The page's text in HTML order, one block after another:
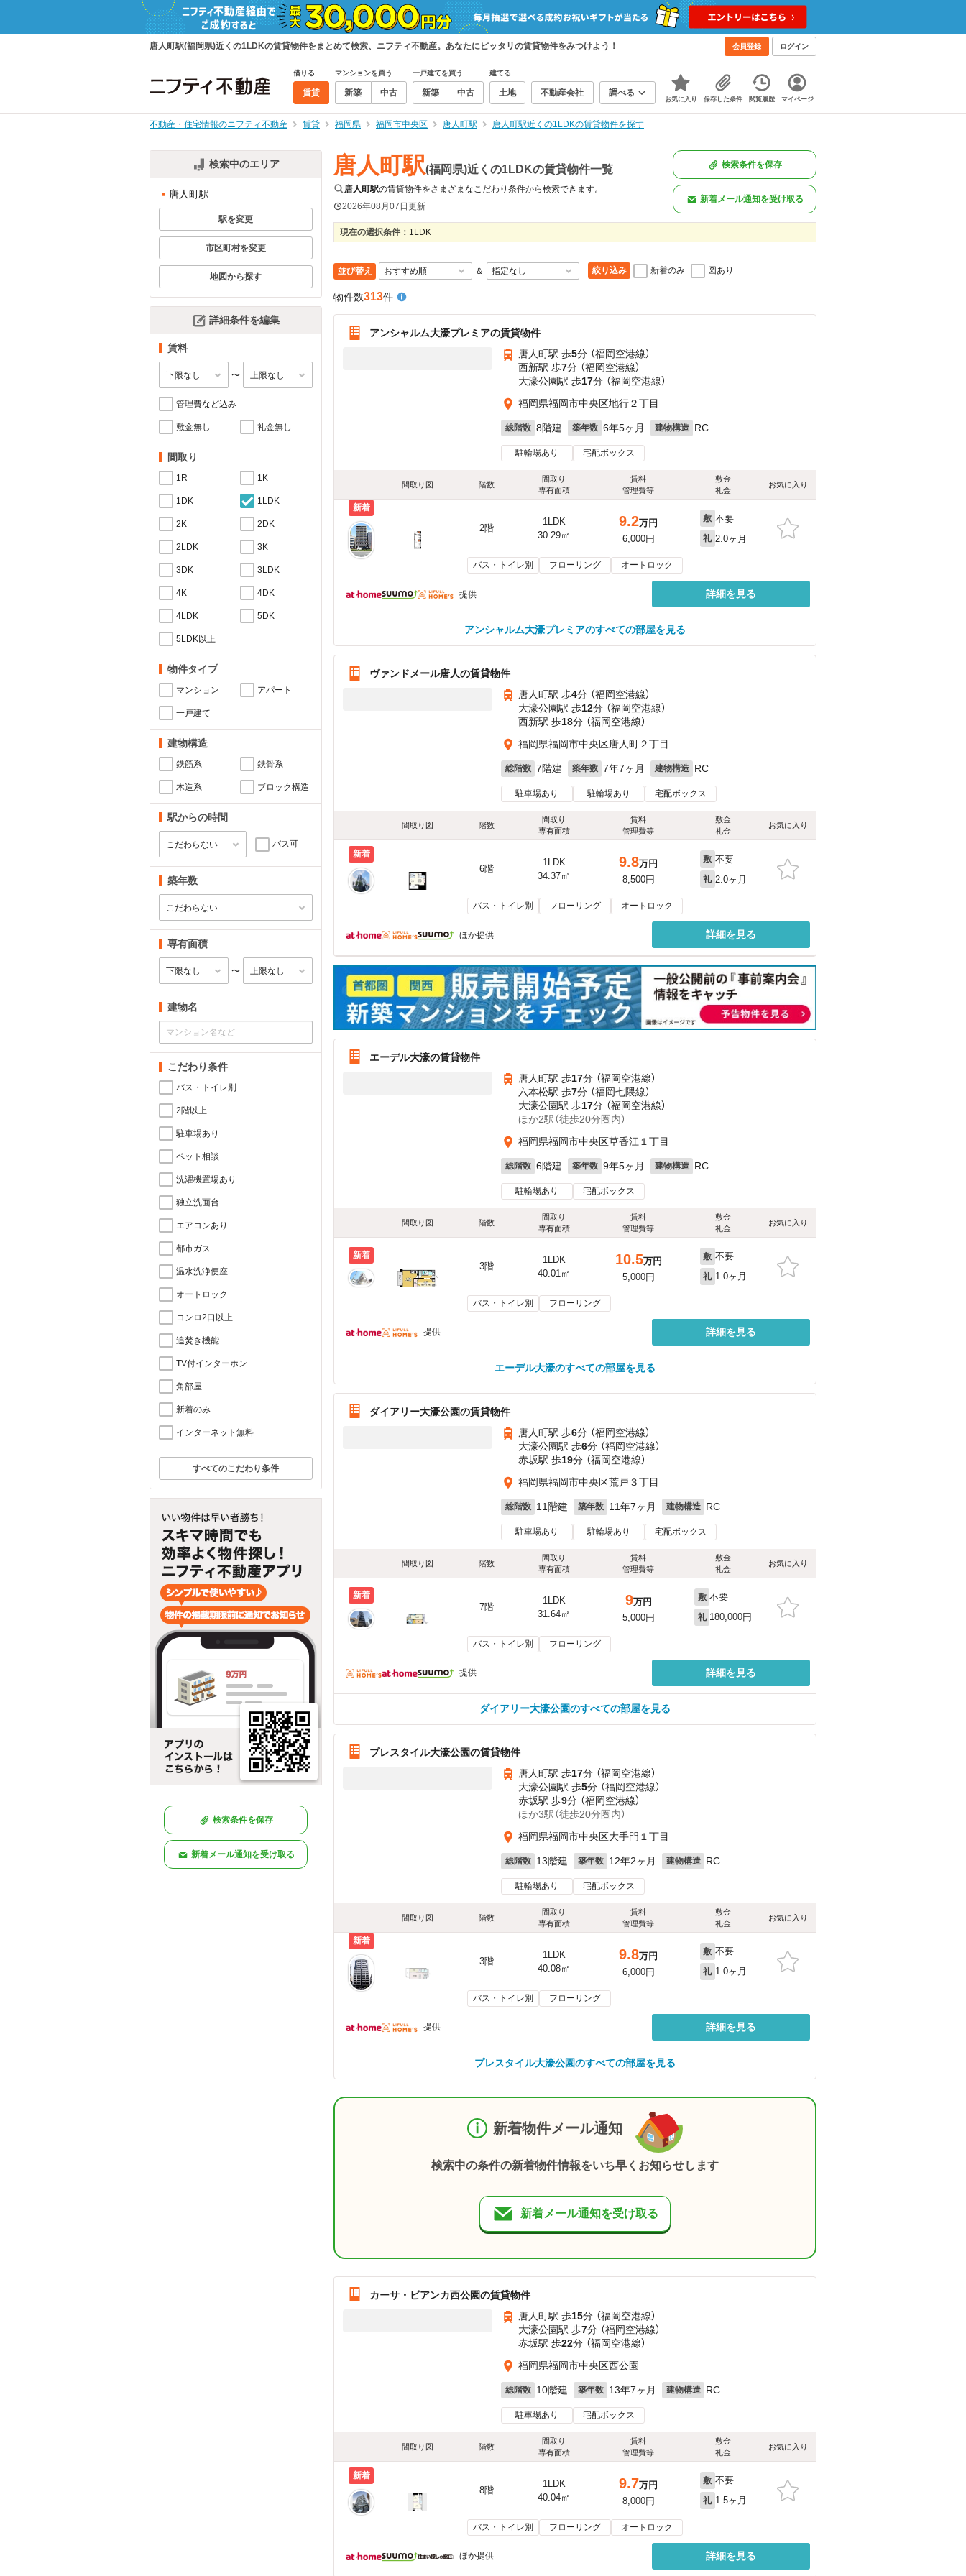
唐人町駅(福岡県)近くの1LDKの賃貸物件をまとめて検索、ニフティ不動産。あなたにピッタリの賃貸物件をみつけよう！ 会員登録 ログイン
借りる
賃貸
マンションを買う
新築 中古
一戸建てを買う
新築 中古
建てる
土地 不動産会社 調べる
お気に入り 保存した条件 閲覧履歴 マイページ
不動産・住宅情報のニフティ不動産 賃貸 福岡県 福岡市中央区 唐人町駅 唐人町駅近くの1LDKの賃貸物件を探す
検索中のエリア
唐人町駅
駅を変更
市区町村を変更
地図から探す
詳細条件を編集
賃料
〜
管理費など込み
敷金無し 礼金無し
間取り
1R 1K
1DK 1LDK
2K 2DK
2LDK 3K
3DK 3LDK
4K 4DK
4LDK 5DK
5LDK以上
物件タイプ
マンション アパート
一戸建て
建物構造
鉄筋系 鉄骨系
木造系 ブロック構造
駅からの時間
バス可
築年数
専有面積
〜
建物名
こだわり条件
バス・トイレ別
2階以上
駐車場あり
ペット相談
洗濯機置場あり
独立洗面台
エアコンあり
都市ガス
温水洗浄便座
オートロック
コンロ2口以上
追焚き機能
TV付インターホン
角部屋
新着のみ
インターネット無料
すべてのこだわり条件
検索条件を保存
新着メール通知を受け取る
唐人町駅(福岡県)近くの1LDKの賃貸物件一覧
唐人町駅の賃貸物件をさまざまなこだわり条件から検索できます。
2026年08月07日更新
検索条件を保存
新着メール通知を受け取る
現在の選択条件： 1LDK
並び替え ＆ 絞り込み 新着のみ 図あり
物件数313件
アンシャルム大濠プレミアの賃貸物件
唐人町駅 歩5分 （福岡空港線）
西新駅 歩7分 （福岡空港線）
大濠公園駅 歩17分 （福岡空港線）
福岡県福岡市中央区地行２丁目
総階数 8階建 築年数 6年5ヶ月 建物構造 RC
駐輪場あり 宅配ボックス
間取り図 階数
間取り
専有面積
賃料
管理費等
敷金
礼金
お気に入り
新着
2階
1LDK
30.29㎡
9.2万円
6,000円
敷 不要
礼 2.0ヶ月
バス・トイレ別 フローリング オートロック
提供 詳細を見る
アンシャルム大濠プレミアのすべての部屋を見る
ヴァンドメール唐人の賃貸物件
唐人町駅 歩4分 （福岡空港線）
大濠公園駅 歩12分 （福岡空港線）
西新駅 歩18分 （福岡空港線）
福岡県福岡市中央区唐人町２丁目
総階数 7階建 築年数 7年7ヶ月 建物構造 RC
駐車場あり 駐輪場あり 宅配ボックス
間取り図 階数
間取り
専有面積
賃料
管理費等
敷金
礼金
お気に入り
新着
6階
1LDK
34.37㎡
9.8万円
8,500円
敷 不要
礼 2.0ヶ月
バス・トイレ別 フローリング オートロック
ほか提供 詳細を見る
エーデル大濠の賃貸物件
唐人町駅 歩17分 （福岡空港線）
六本松駅 歩7分 （福岡七隈線）
大濠公園駅 歩17分 （福岡空港線）
ほか2駅（徒歩20分圏内）
福岡県福岡市中央区草香江１丁目
総階数 6階建 築年数 9年5ヶ月 建物構造 RC
駐輪場あり 宅配ボックス
間取り図 階数
間取り
専有面積
賃料
管理費等
敷金
礼金
お気に入り
新着
3階
1LDK
40.01㎡
10.5万円
5,000円
敷 不要
礼 1.0ヶ月
バス・トイレ別 フローリング
提供 詳細を見る
エーデル大濠のすべての部屋を見る
ダイアリー大濠公園の賃貸物件
唐人町駅 歩6分 （福岡空港線）
大濠公園駅 歩6分 （福岡空港線）
赤坂駅 歩19分 （福岡空港線）
福岡県福岡市中央区荒戸３丁目
総階数 11階建 築年数 11年7ヶ月 建物構造 RC
駐車場あり 駐輪場あり 宅配ボックス
間取り図 階数
間取り
専有面積
賃料
管理費等
敷金
礼金
お気に入り
新着
7階
1LDK
31.64㎡
9万円
5,000円
敷 不要
礼 180,000円
バス・トイレ別 フローリング
提供 詳細を見る
ダイアリー大濠公園のすべての部屋を見る
プレスタイル大濠公園の賃貸物件
唐人町駅 歩17分 （福岡空港線）
大濠公園駅 歩5分 （福岡空港線）
赤坂駅 歩9分 （福岡空港線）
ほか3駅（徒歩20分圏内）
福岡県福岡市中央区大手門１丁目
総階数 13階建 築年数 12年2ヶ月 建物構造 RC
駐輪場あり 宅配ボックス
間取り図 階数
間取り
専有面積
賃料
管理費等
敷金
礼金
お気に入り
新着
3階
1LDK
40.08㎡
9.8万円
6,000円
敷 不要
礼 1.0ヶ月
バス・トイレ別 フローリング
提供 詳細を見る
プレスタイル大濠公園のすべての部屋を見る
新着物件メール通知
検索中の条件の新着物件情報をいち早くお知らせします
新着メール通知を受け取る
カーサ・ビアンカ西公園の賃貸物件
唐人町駅 歩15分 （福岡空港線）
大濠公園駅 歩7分 （福岡空港線）
赤坂駅 歩22分 （福岡空港線）
福岡県福岡市中央区西公園
総階数 10階建 築年数 13年7ヶ月 建物構造 RC
駐車場あり 宅配ボックス
間取り図 階数
間取り
専有面積
賃料
管理費等
敷金
礼金
お気に入り
新着
8階
1LDK
40.04㎡
9.7万円
8,000円
敷 不要
礼 1.5ヶ月
バス・トイレ別 フローリング オートロック
ほか提供 詳細を見る